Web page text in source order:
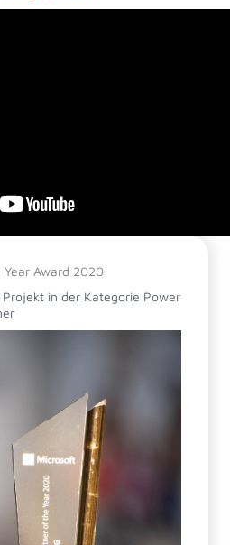
Award 2020
in der Kategorie Power